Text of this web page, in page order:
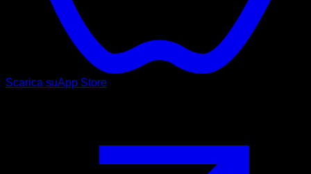
Scarica suApp Store